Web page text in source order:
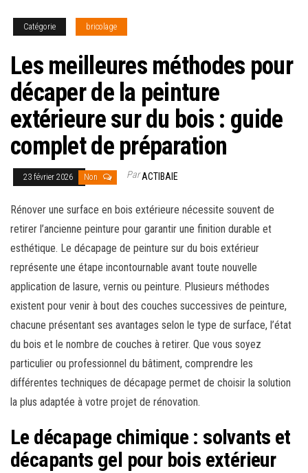
Catégorie bricolage
Les meilleures méthodes pour
décaper de la peinture
extérieure sur du bois : guide
complet de préparation
23 février 2026 Non ParACTIBAIE
Rénover une surface en bois extérieure nécessite souvent de
retirer l’ancienne peinture pour garantir une finition durable et
esthétique. Le décapage de peinture sur du bois extérieur
représente une étape incontournable avant toute nouvelle
application de lasure, vernis ou peinture. Plusieurs méthodes
existent pour venir à bout des couches successives de peinture,
chacune présentant ses avantages selon le type de surface, l’état
du bois et le nombre de couches à retirer. Que vous soyez
particulier ou professionnel du bâtiment, comprendre les
différentes techniques de décapage permet de choisir la solution
la plus adaptée à votre projet de rénovation.
Le décapage chimique : solvants et
décapants gel pour bois extérieur